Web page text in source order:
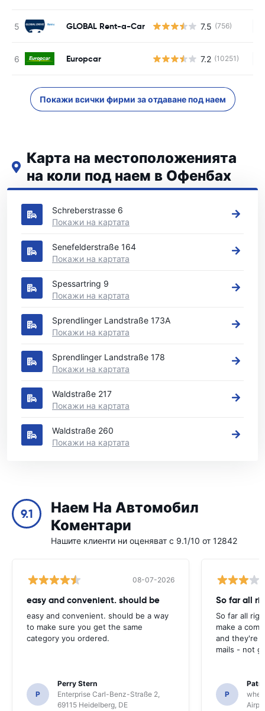
GLOBAL Rent-a-Car 7.5 (756)
Europcar 7.2 (10251)
Покажи всички фирми за отдаване под наем
Карта на местоположенията
на коли под наем в Офенбах
Вижте нашите основни места за коли под наем в Офенбах
Schreberstrasse 6
Покажи на картата
Senefelderstraße 164
Покажи на картата
Spessartring 9
Покажи на картата
Sprendlinger Landstraße 173A
Покажи на картата
Sprendlinger Landstraße 178
Покажи на картата
Waldstraße 217
Покажи на картата
Waldstraße 260
Покажи на картата
9.1
Наем На Автомобил
Коментари
Нашите клиенти ни оценяват с 9.1/10 от 12842
08-07-2026
easy and convenient. should be
easy and convenient. should be a way
to make sure you get the same
category you ordered.
P
Perry Stern
Enterprise Carl-Benz-Straße 2,
69115 Heidelberg, DE
So far all
So far all
make a
and they're
mails - not
P